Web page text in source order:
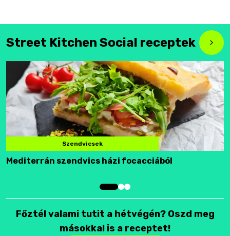
Street Kitchen Social receptek
Szendvicsek
Mediterrán szendvics házi focacciából
Főztél valami tutit a hétvégén? Oszd meg
másokkal is a receptet!